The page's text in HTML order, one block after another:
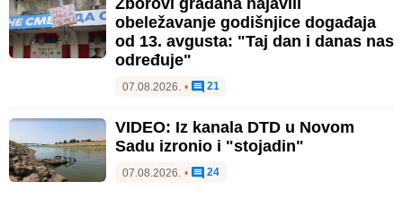
Zborovi građana najavili
obeležavanje godišnjice događaja
od 13. avgusta: "Taj dan i danas nas
određuje"
07.08.2026. • 21
VIDEO: Iz kanala DTD u Novom
Sadu izronio i "stojadin"
07.08.2026. • 24